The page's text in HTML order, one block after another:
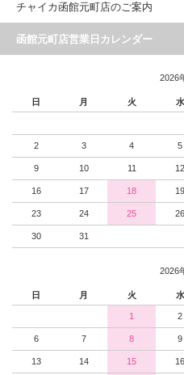
チャイカ函館元町店のご案内
函館元町店営業日カレンダー
2026
日 月 火 水
2 3 4 5
9 10 11 12
16 17 18 19
23 24 25 26
30 31
2026
日 月 火 水
1 2
6 7 8 9
13 14 15 16